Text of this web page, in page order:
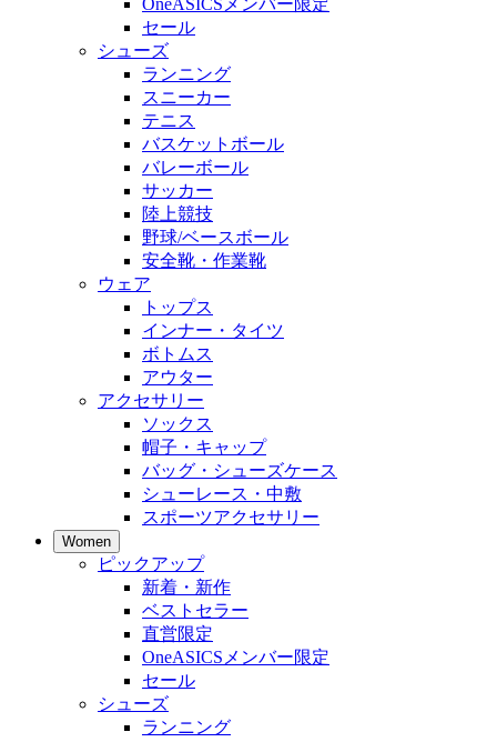
OneASICSメンバー限定
セール
シューズ
ランニング
スニーカー
テニス
バスケットボール
バレーボール
サッカー
陸上競技
野球/ベースボール
安全靴・作業靴
ウェア
トップス
インナー・タイツ
ボトムス
アウター
アクセサリー
ソックス
帽子・キャップ
バッグ・シューズケース
シューレース・中敷
スポーツアクセサリー
Women
ピックアップ
新着・新作
ベストセラー
直営限定
OneASICSメンバー限定
セール
シューズ
ランニング